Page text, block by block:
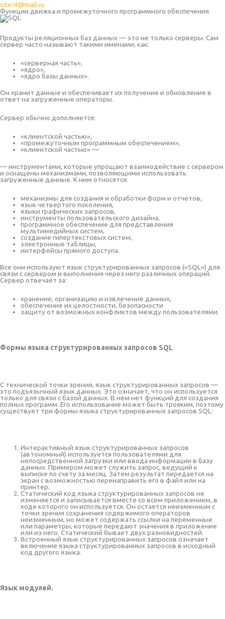
site-it@mail.ru
Функции движка и промежуточного программного обеспечения
Продукты реляционных баз данных — это не только серверы. Сам
сервер часто называют такими именами, как:
«серверная часть»,
«ядро»,
«ядро базы данных».
Он хранит данные и обеспечивает их получение и обновление в
ответ на загруженные операторы.
Сервер обычно дополняется:
«клиентской частью»,
«промежуточным программным обеспечением»,
«клиентской частью» —
— инструментами, которые упрощают взаимодействие с сервером
и оснащены механизмами, позволяющими использовать
загруженные данные. К ним относятся:
механизмы для создания и обработки форм и отчетов,
язык четвертого поколения,
языки графических запросов,
инструменты пользовательского дизайна,
программное обеспечение для представления
мультимедийных систем,
создание гипертекстовых систем,
электронные таблицы,
интерфейсы прямого доступа.
Все они используют язык структурированных запросов («SQL») для
связи с сервером и выполнения через него различных операций.
Сервер отвечает за:
хранение, организацию и извлечение данных,
обеспечение их целостности, безопасности
защиту от возможных конфликтов между пользователями.
Формы языка структурированных запросов SQL
С технической точки зрения, язык структурированных запросов —
это подъязычный язык данных. Это означает, что он используется
только для связи с базой данных. В нем нет функций для создания
полных программ. Его использование может быть трояким, поэтому
существует три формы языка структурированных запросов SQL:
Интерактивный язык структурированных запросов
(автономный) используется пользователями для
непосредственной загрузки или ввода информации в базу
данных. Примером может служить запрос, ведущий к
выписке по счету за месяц. Затем результат передается на
экран с возможностью перенаправить его в файл или на
принтер.
Статический код языка структурированных запросов не
изменяется и записывается вместе со всем приложением, в
ходе которого он используется. Он остается неизменным с
точки зрения сохранения содержимого операторов
неизменным, но может содержать ссылки на переменные
или параметры, которые передают значения в приложение
или из него. Статический бывает двух разновидностей.
Встроенный язык структурированных запросов означает
включение языка структурированных запросов в исходный
код другого языка.
Язык модулей.